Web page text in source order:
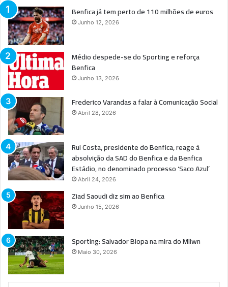
Benfica já tem perto de 110 milhões de euros
Junho 12, 2026
Médio despede-se do Sporting e reforça
Benfica
Junho 13, 2026
Frederico Varandas a falar à Comunicação Social
Abril 28, 2026
Rui Costa, presidente do Benfica, reage à
absolvição da SAD do Benfica e da Benfica
Estádio, no denominado processo ‘Saco Azul’
Abril 24, 2026
Ziad Saoudi diz sim ao Benfica
Junho 15, 2026
Sporting: Salvador Blopa na mira do Milwn
Maio 30, 2026